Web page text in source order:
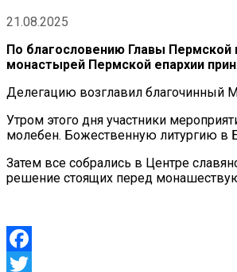
21.08.2025
По благословению Главы
монастырей Пермской епархии
Делегацию возглавил благочинный
Утром этого дня участники
молебен. Божественную литургию в
Затем все собрались в Центре
решение стоящих перед
Facebook